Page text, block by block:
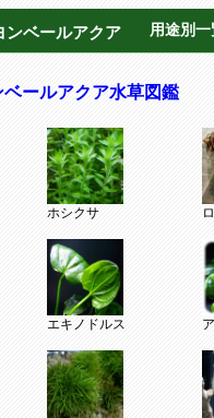
ンベールアクア 用途別一
ベールアクア水草図鑑
ホシクサ
エキノドルス